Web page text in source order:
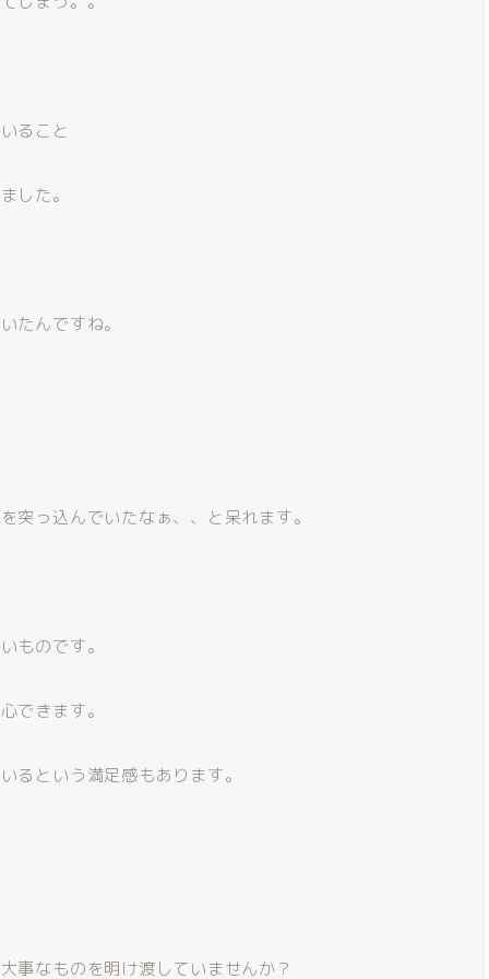
ること
した。
たんですね。
突っ込んでいたなぁ、、と呆れます。
ものです。
できます。
るという満足感もあります。
事なものを明け渡していませんか？